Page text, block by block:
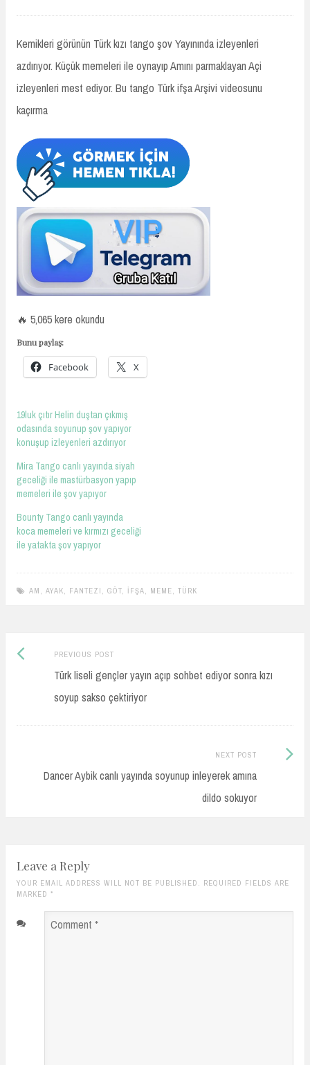
Kemikleri görünün Türk kızı tango şov Yayınında izleyenleri
azdırıyor. Küçük memeleri ile oynayıp Amını parmaklayan Açi
izleyenleri mest ediyor. Bu tango Türk ifşa Arşivi videosunu
kaçırma
🔥 5,065 kere okundu
Bunu paylaş:
Facebook X
19luk çıtır Helin duştan çıkmış
odasında soyunup şov yapıyor
konuşup izleyenleri azdırıyor
Mira Tango canlı yayında siyah
geceliği ile mastürbasyon yapıp
memeleri ile şov yapıyor
Bounty Tango canlı yayında
koca memeleri ve kırmızı geceliği
ile yatakta şov yapıyor
AM , AYAK, FANTEZI , GÖT, İFŞA, MEME, TÜRK
Post
navigation
PREVIOUS POSTPrevious
post:
Türk liseli gençler yayın açıp sohbet ediyor sonra kızı
soyup sakso çektiriyor
NEXT POST
Dancer Aybik canlı yayında soyunup inleyerek amına
dildo sokuyor
Next
Leave a Reply
YOUR EMAIL ADDRESS WILL NOT BE PUBLISHED. REQUIRED FIELDS ARE
MARKED *
Comment